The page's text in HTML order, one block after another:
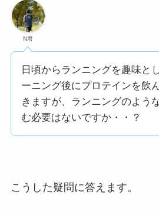
N君
日頃からランニングを趣味と
ーニング後にプロテインを飲
きますが、ランニングのよう
む必要はないですか・・？
こうした疑問に答えます。